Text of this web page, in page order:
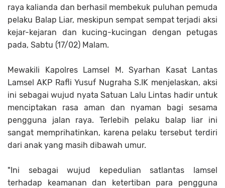
raya kalianda dan berhasil membekuk puluhan pemuda
pelaku Balap Liar, meskipun sempat sempat terjadi aksi
kejar-kejaran dan kucing-kucingan dengan petugas
pada, Sabtu (17/02) Malam.
Mewakili Kapolres Lamsel M. Syarhan Kasat Lantas
Lamsel AKP Rafli Yusuf Nugraha S.IK menjelaskan, aksi
ini sebagai wujud nyata Satuan Lalu Lintas hadir untuk
menciptakan rasa aman dan nyaman bagi sesama
pengguna jalan raya. Terlebih pelaku balap liar ini
sangat memprihatinkan, karena pelaku tersebut terdiri
dari anak yang masih dibawah umur.
"Ini sebagai wujud kepedulian satlantas lamsel
terhadap keamanan dan ketertiban para pengguna